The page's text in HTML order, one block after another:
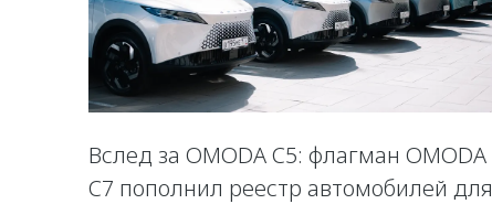
Вслед за OMODA C5: флагман OMODA
C7 пополнил реестр автомобилей для